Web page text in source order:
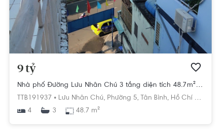
9 tỷ
Nhà phố Đường Lưu Nhân Chú 3 tầng diện tích 48.7m² pháp lý sổ hồng
TTB191937 • Lưu Nhân Chú, Phường 5, Tân Bình, Hồ Chí Minh
4
3 48.7 m²